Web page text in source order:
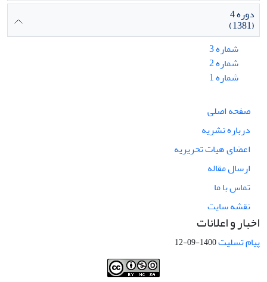
دوره 4
(1381)
شماره 3
شماره 2
شماره 1
صفحه اصلی
درباره نشریه
اعضای هیات تحریریه
ارسال مقاله
تماس با ما
نقشه سایت
اخبار و اعلانات
پیام تسلیت1400-09-12